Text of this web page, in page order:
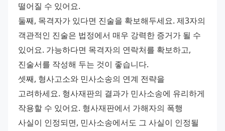
떨어질 수 있어요.
둘째, 목격자가 있다면 진술을 확보해두세요. 제3자의
객관적인 진술은 법정에서 매우 강력한 증거가 될 수
있어요. 가능하다면 목격자의 연락처를 확보하고,
진술서를 작성해 두는 것이 좋습니다.
셋째, 형사고소와 민사소송의 연계 전략을
고려하세요. 형사재판의 결과가 민사소송에 유리하게
작용할 수 있어요. 형사재판에서 가해자의 폭행
사실이 인정되면, 민사소송에서도 그 사실이 인정될